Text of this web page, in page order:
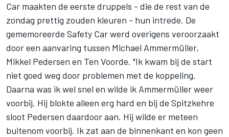
Car maakten de eerste druppels - die de rest van de
zondag prettig zouden kleuren - hun intrede. De
gememoreerde Safety Car werd overigens veroorzaakt
door een aanvaring tussen Michael Ammermüller,
Mikkel Pedersen en Ten Voorde. "Ik kwam bij de start
niet goed weg door problemen met de koppeling.
Daarna was ik wel snel en wilde ik Ammermüller weer
voorbij. Hij blokte alleen erg hard en bij de Spitzkehre
sloot Pedersen daardoor aan. Hij wilde er meteen
buitenom voorbij. Ik zat aan de binnenkant en kon geen